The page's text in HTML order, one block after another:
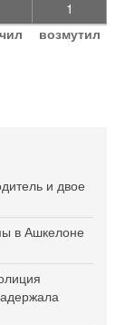
1
возмутил
и двое
в Ашкелоне